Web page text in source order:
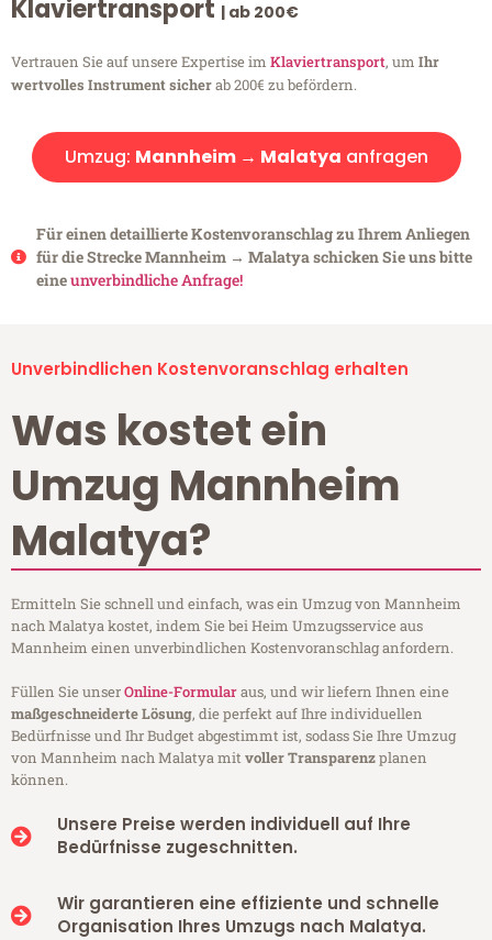
Klaviertransport | ab 200€
Vertrauen Sie auf unsere Expertise im Klaviertransport, um Ihr
wertvolles Instrument sicherab 200€ zu befördern.
Umzug: Mannheim → Malatya anfragen
Für einen detaillierte Kostenvoranschlag zu Ihrem Anliegen
für die Strecke Mannheim → Malatya schicken Sie uns bitte
eineunverbindliche Anfrage!
Unverbindlichen Kostenvoranschlag erhalten
Was kostet ein
Umzug Mannheim
Malatya?
Ermitteln Sie schnell und einfach, was ein Umzug von Mannheim
nach Malatya kostet, indem Sie bei Heim Umzugsservice aus
Mannheim einen unverbindlichen Kostenvoranschlag anfordern.
Füllen Sie unserOnline-Formularaus, und wir liefern Ihnen eine
maßgeschneiderte Lösung, die perfekt auf Ihre individuellen
Bedürfnisse und Ihr Budget abgestimmt ist, sodass Sie Ihre Umzug
von Mannheim nach Malatya mitvoller Transparenzplanen
können.
Unsere Preise werden individuell auf Ihre
Bedürfnisse zugeschnitten.
Wir garantieren eine effiziente und schnelle
Organisation Ihres Umzugs nach Malatya.